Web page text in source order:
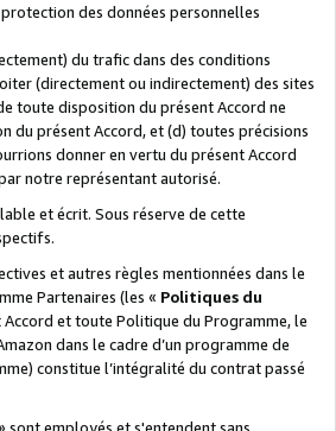
des données personnelles
du trafic dans des conditions
(directement ou indirectement) des sites
toute disposition du présent Accord ne
du présent Accord, et (d) toutes précisions
donner en vertu du présent Accord
notre représentant autorisé.
et écrit. Sous réserve de cette
et autres règles mentionnées dans le
Partenaires (les « Politiques du
et toute Politique du Programme, le
dans le cadre d’un programme de
constitue l’intégralité du contrat passé